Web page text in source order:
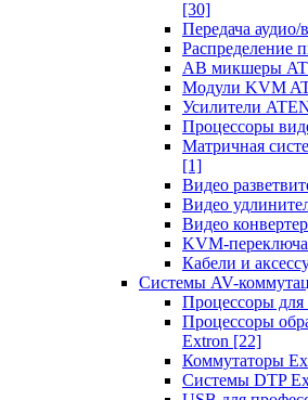
[30]
Передача
Распределение
АВ микшеры
Модули KVM
Усилители
Процессоры
Матричная
[1]
Видео
Видео
Видео
KVM-
Кабели и
Системы AV-
Процессоры для
Процессоры
Extron [22]
Коммутаторы
Системы DTP